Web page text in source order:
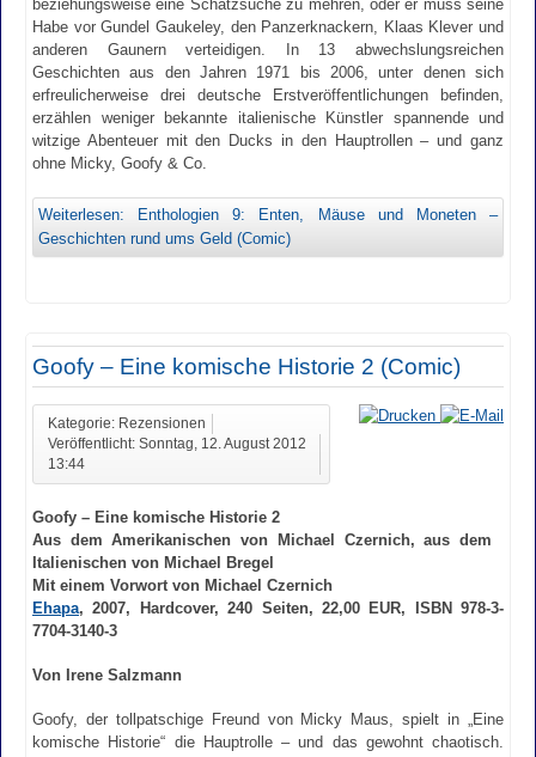
beziehungsweise eine Schatzsuche zu mehren, oder er muss seine
Habe vor Gundel Gaukeley, den Panzerknackern, Klaas Klever und
anderen Gaunern verteidigen. In 13 abwechslungsreichen
Geschichten aus den Jahren 1971 bis 2006, unter denen sich
erfreulicherweise drei deutsche Erstveröffentlichungen befinden,
erzählen weniger bekannte italienische Künstler spannende und
witzige Abenteuer mit den Ducks in den Hauptrollen – und ganz
ohne Micky, Goofy & Co.
Weiterlesen: Enthologien 9: Enten, Mäuse und Moneten –
Geschichten rund ums Geld (Comic)
Goofy – Eine komische Historie 2 (Comic)
Kategorie: Rezensionen
Veröffentlicht: Sonntag, 12. August 2012
13:44
Goofy – Eine komische Historie 2
Aus dem Amerikanischen von Michael Czernich, aus dem
Italienischen von Michael Bregel
Mit einem Vorwort von Michael Czernich
Ehapa, 2007, Hardcover, 240 Seiten, 22,00 EUR, ISBN 978-3-
7704-3140-3
Von Irene Salzmann
Goofy, der tollpatschige Freund von Micky Maus, spielt in „Eine
komische Historie“ die Hauptrolle – und das gewohnt chaotisch.